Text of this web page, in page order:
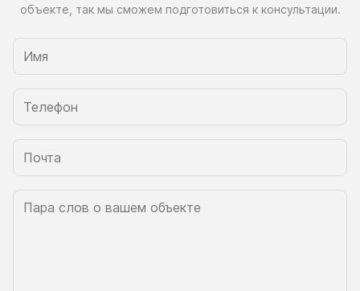
объекте, так мы сможем подготовиться к консультации.